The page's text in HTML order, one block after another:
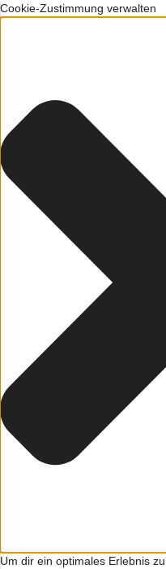
Cookie-Zustimmung verwalten
Um dir ein optimales Erlebnis